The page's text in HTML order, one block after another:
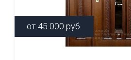
от 45 000 руб.